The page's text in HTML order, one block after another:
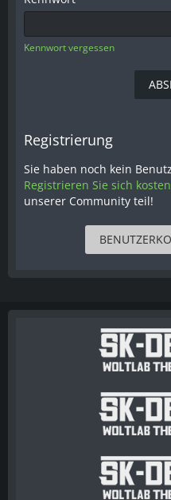
Kennwort vergessen
Registrierung
Sie haben noch kein
Registrieren Sie sich
unserer Community teil!